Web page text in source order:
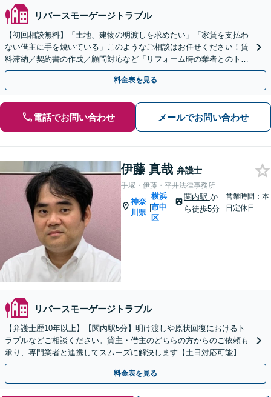
リバースモーゲージトラブル
【初回相談無料】「土地、建物の明渡しを求めたい」「家賃を支払わ
ない借主に手を焼いている」このようなご相談はお任せください！賃
料滞納／契約書の作成／顧問対応など「リフォーム時の業者とのトラ
ブル対応も」【夜間・休日面談可】【電話相談対応】
料金表を見る
電話でお問い合わせ メールでお問い合わせ
伊藤 真哉 弁護士
手塚・伊藤・平井法律事務所
神奈
川県
|
横浜
市中
区
関内駅 か
ら徒歩5分
営業時間：本
日定休日
リバースモーゲージトラブル
【弁護士歴10年以上】【関内駅5分】明け渡しや原状回復におけるト
ラブルなどご相談ください。貸主・借主のどちらの方からのご依頼も
承り、専門業者と連携してスムーズに解決します【土日対応可能】
【子連れ相談可】
料金表を見る